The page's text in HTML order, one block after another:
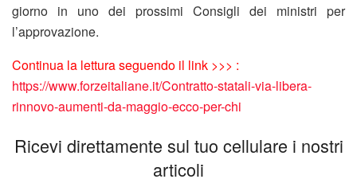
giorno in uno dei prossimi Consigli dei ministri per
l’approvazione.
Continua la lettura seguendo il link >>> :
https://www.forzeitaliane.it/Contratto-statali-via-libera-
rinnovo-aumenti-da-maggio-ecco-per-chi
Ricevi direttamente sul tuo cellulare i nostri
articoli